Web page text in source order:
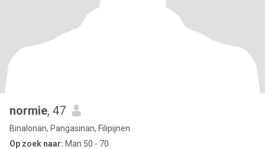
normie, 47
Binalonan, Pangasinan, Filipijnen
Op zoek naar: Man 50 - 70